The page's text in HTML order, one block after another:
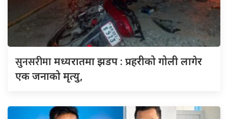
सुनसरीमामध्यरातमा झडप : प्रहरीको गोली लागेर
एक जनाको मृत्यु,